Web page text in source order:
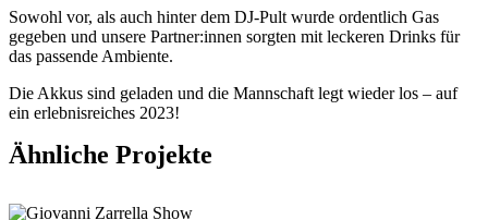
Sowohl vor, als auch hinter dem DJ-Pult wurde ordentlich Gas
gegeben und unsere Partner:innen sorgten mit leckeren Drinks für
das passende Ambiente.
Die Akkus sind geladen und die Mannschaft legt wieder los – auf
ein erlebnisreiches 2023!
Ähnliche Projekte